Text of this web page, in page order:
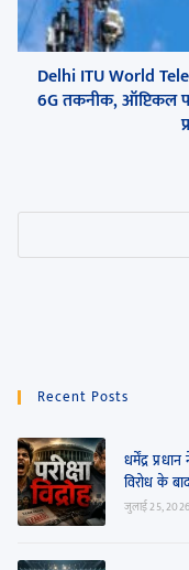
Delhi ITU World
6G तकनीक, ऑप्टिकल
Recent Posts
धर्मेंद्र
विरोध के
जुलाई 25, 2026